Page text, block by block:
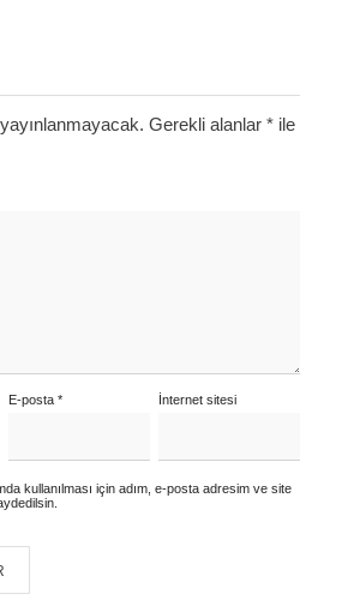
Gerekli alanlar * ile
E-posta* İnternet sitesi
kullanılması için adım, e-posta adresim ve site